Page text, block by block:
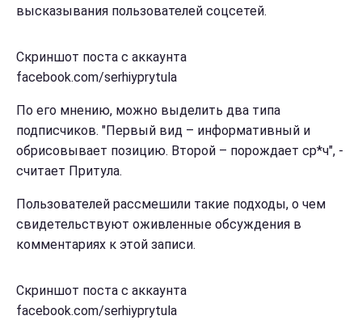
высказывания пользователей соцсетей.
Скриншот поста с аккаунта
facebook.com/serhiyprytula
По его мнению, можно выделить два типа
подписчиков. "Первый вид – информативный и
обрисовывает позицию. Второй – порождает ср*ч", -
считает Притула.
Пользователей рассмешили такие подходы, о чем
свидетельствуют оживленные обсуждения в
комментариях к этой записи.
Скриншот поста с аккаунта
facebook.com/serhiyprytula